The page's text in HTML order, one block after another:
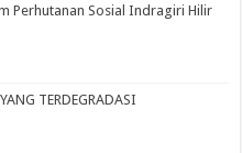
Perhutanan Sosial Indragiri Hilir
TERDEGRADASI